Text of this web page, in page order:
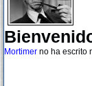
Mortimer no ha escrito